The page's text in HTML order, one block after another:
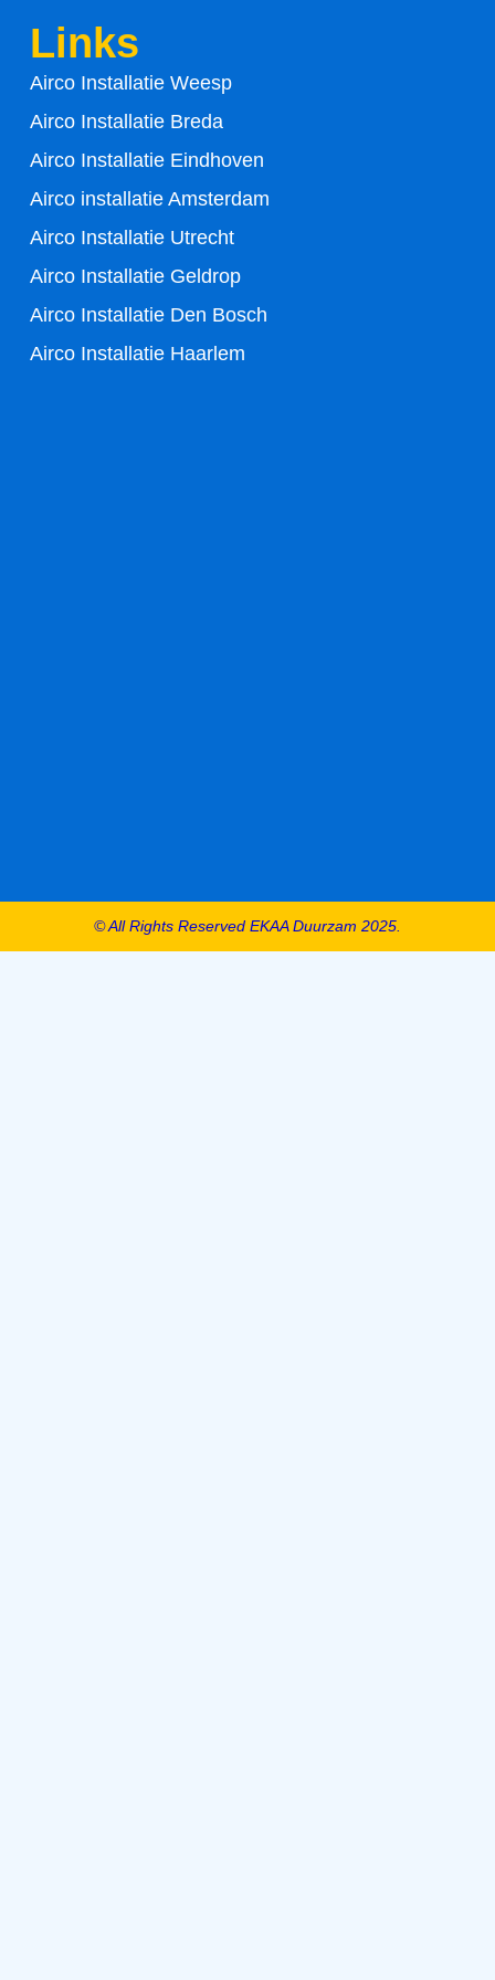
o
k
-
f
Links
Airco Installatie Weesp
Airco Installatie Breda
Airco Installatie Eindhoven
Airco installatie Amsterdam
Airco Installatie Utrecht
Airco Installatie Geldrop
Airco Installatie Den Bosch
Airco Installatie Haarlem
© All Rights Reserved EKAA Duurzam 2025.